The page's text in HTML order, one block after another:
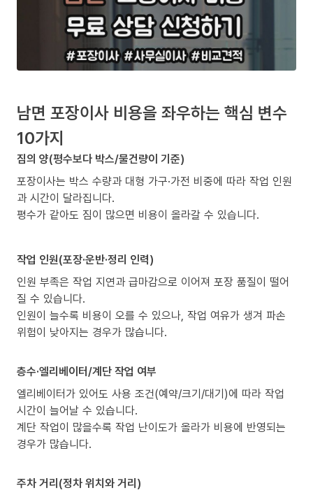
남면 포장이사 비용을 좌우하는 핵심 변수
10가지
짐의 양(평수보다 박스/물건량이 기준)
포장이사는 박스 수량과 대형 가구·가전 비중에 따라 작업 인원
과 시간이 달라집니다.
평수가 같아도 짐이 많으면 비용이 올라갈 수 있습니다.
작업 인원(포장·운반·정리 인력)
인원 부족은 작업 지연과 급마감으로 이어져 포장 품질이 떨어
질 수 있습니다.
인원이 늘수록 비용이 오를 수 있으나, 작업 여유가 생겨 파손
위험이 낮아지는 경우가 많습니다.
층수·엘리베이터/계단 작업 여부
엘리베이터가 있어도 사용 조건(예약/크기/대기)에 따라 작업
시간이 늘어날 수 있습니다.
계단 작업이 많을수록 작업 난이도가 올라가 비용에 반영되는
경우가 많습니다.
주차 거리(정차 위치와 거리)